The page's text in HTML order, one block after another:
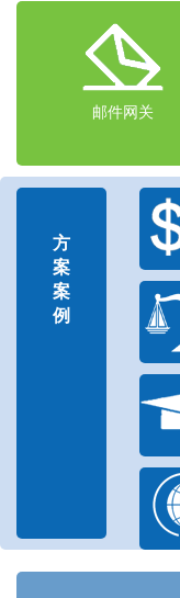
邮件网关
方
案
案
例